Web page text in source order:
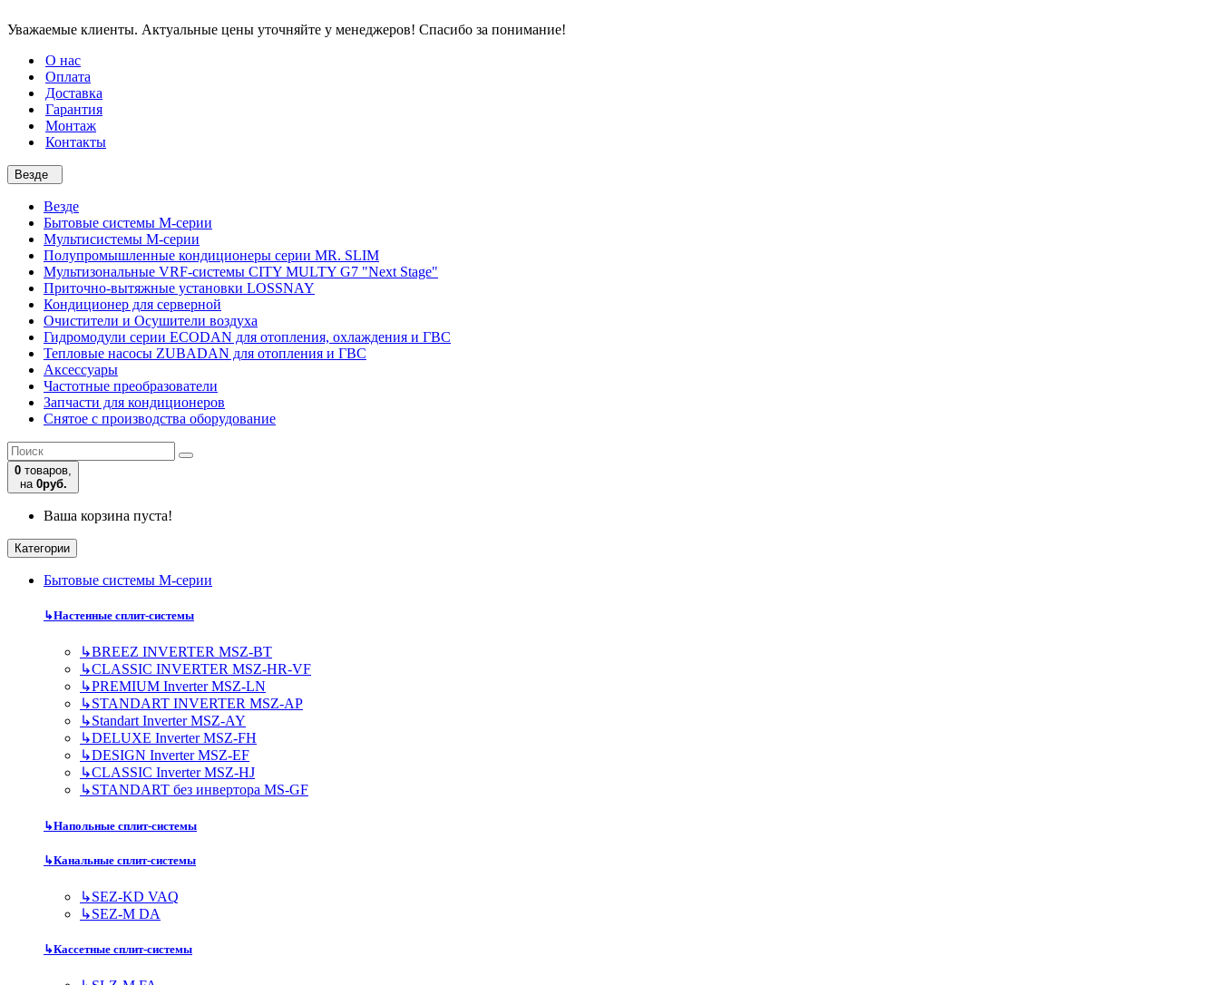
Уважаемые клиенты. Актуальные цены уточняйте у менеджеров! Спасибо за понимание!
О нас
Оплата
Доставка
Гарантия
Монтаж
Контакты
Везде
Везде
Бытовые системы M-серии
Мультисистемы M-серии
Полупромышленные кондиционеры серии MR. SLIM
Мультизональные VRF-системы CITY MULTY G7 "Next Stage"
Приточно-вытяжные установки LOSSNAY
Кондиционер для серверной
Очистители и Осушители воздуха
Гидромодули серии ECODAN для отопления, охлаждения и ГВС
Тепловые насосы ZUBADAN для отопления и ГВС
Аксесcуары
Частотные преобразователи
Запчасти для кондиционеров
Снятое с производства оборудование
0 товаров,
на 0руб.
Ваша корзина пуста!
Категории
Бытовые системы M-серии
↳Настенные сплит-системы
↳BREEZ INVERTER MSZ-BT
↳CLASSIC INVERTER MSZ-HR-VF
↳PREMIUM Inverter MSZ-LN
↳STANDART INVERTER MSZ-AP
↳Standart Inverter MSZ-AY
↳DELUXE Inverter MSZ-FH
↳DESIGN Inverter MSZ-EF
↳CLASSIC Inverter MSZ-HJ
↳STANDART без инвертора MS-GF
↳Напольные сплит-системы
↳Канальные сплит-системы
↳SEZ-KD VAQ
↳SEZ-M DA
↳Кассетные сплит-системы